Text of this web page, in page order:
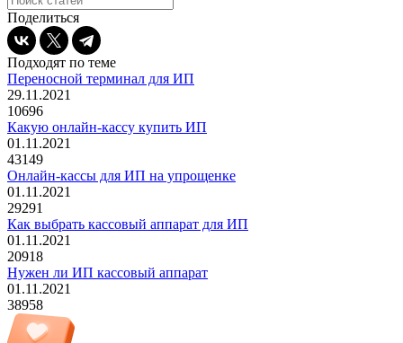
Поделиться
Подходят по теме
Переносной терминал для ИП
29.11.2021
10696
Какую онлайн-кассу купить ИП
01.11.2021
43149
Онлайн-кассы для ИП на упрощенке
01.11.2021
29291
Как выбрать кассовый аппарат для ИП
01.11.2021
20918
Нужен ли ИП кассовый аппарат
01.11.2021
38958